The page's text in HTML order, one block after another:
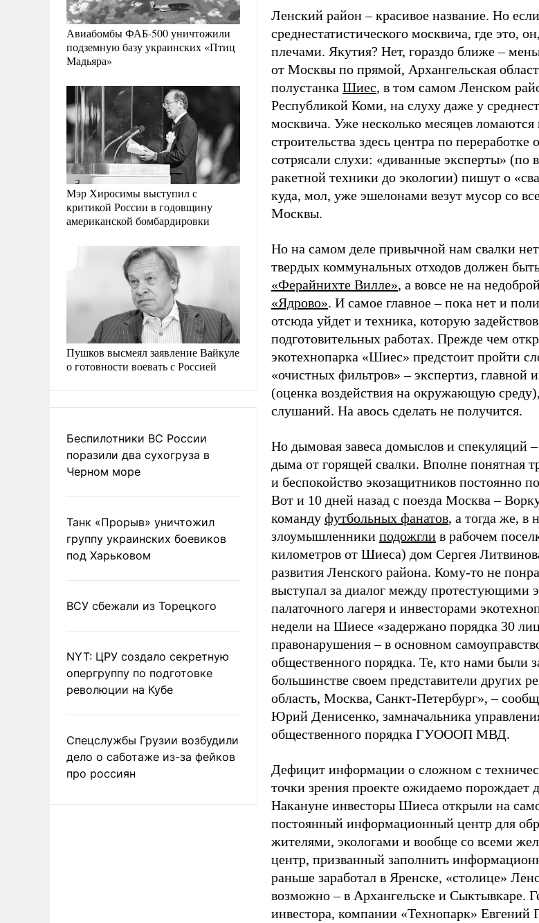
Авиабомбы ФАБ-500 уничтожили
подземную базу украинских «Птиц
Мадьяра»
Мэр Хиросимы выступил с
критикой России в годовщину
американской бомбардировки
Пушков высмеял заявление Вайкуле
о готовности воевать с Россией
Беспилотники ВС России
поразили два сухогруза в
Черном море
Танк «Прорыв» уничтожил
группу украинских боевиков
под Харьковом
ВСУ сбежали из Торецкого
NYT: ЦРУ создало секретную
опергруппу по подготовке
революции на Кубе
Спецслужбы Грузии возбудили
дело о саботаже из-за фейков
про россиян
Ленский район – красивое название. Но
среднестатистического москвича, где это,
плечами. Якутия? Нет, гораздо ближе ­–
от Москвы по прямой, Архангельская
полустанка Шиес, в том самом Ленском
Республикой Коми, на слуху даже у
москвича. Уже несколько месяцев ломаются
строительства здесь центра по переработке
сотрясали слухи: «диванные эксперты» (по
ракетной техники до экологии) пишут о
куда, мол, уже эшелонами везут мусор со
Москвы.
Но на самом деле привычной нам свалки
твердых коммунальных отходов должен
«Ферайнихте Вилле», а вовсе не на
«Ядрово». И самое главное – пока нет и
отсюда уйдет и техника, которую
подготовительных работах. Прежде чем
экотехнопарка «Шиес» предстоит пройти
«очистных фильтров» – экспертиз,
(оценка воздействия на окружающую
слушаний. На авось сделать не получится.
Но дымовая завеса домыслов и спекуляций
дыма от горящей свалки. Вполне понятная
и беспокойство экозащитников постоянно
Вот и 10 дней назад с поезда Москва –
команду футбольных фанатов, а тогда же, в
злоумышленники подожгли в рабочем
километров от Шиеса) дом Сергея
развития Ленского района. Кому-то не
выступал за диалог между протестующими
палаточного лагеря и инвесторами
недели на Шиесе «задержано порядка 30
правонарушения – в основном
общественного порядка. Те, кто нами были
большинстве своем представители других
область, Москва, Санкт-Петербург», –
Юрий Денисенко, замначальника
общественного порядка ГУOOОП МВД.
Дефицит информации о сложном с
точки зрения проекте ожидаемо порождает
Накануне инвесторы Шиеса открыли на
постоянный информационный центр для
жителями, экологами и вообще со всеми
центр, призванный заполнить
раньше заработал в Яренске, «столице»
возможно – в Архангельске и Сыктывкаре.
инвестора, компании «Технопарк» Евгений